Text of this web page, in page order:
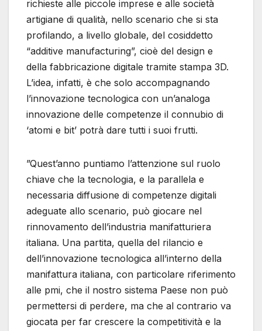
richieste alle piccole imprese e alle società
artigiane di qualità, nello scenario che si sta
profilando, a livello globale, del cosiddetto
“additive manufacturing”, cioè del design e
della fabbricazione digitale tramite stampa 3D.
L’idea, infatti, è che solo accompagnando
l’innovazione tecnologica con un’analoga
innovazione delle competenze il connubio di
‘atomi e bit’ potrà dare tutti i suoi frutti.
”Quest’anno puntiamo l’attenzione sul ruolo
chiave che la tecnologia, e la parallela e
necessaria diffusione di competenze digitali
adeguate allo scenario, può giocare nel
rinnovamento dell’industria manifatturiera
italiana. Una partita, quella del rilancio e
dell’innovazione tecnologica all’interno della
manifattura italiana, con particolare riferimento
alle pmi, che il nostro sistema Paese non può
permettersi di perdere, ma che al contrario va
giocata per far crescere la competitività e la